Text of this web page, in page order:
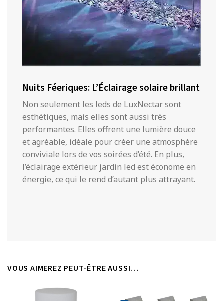
Nuits Féeriques: L’Éclairage solaire brillant
Non seulement les leds de LuxNectar sont
esthétiques, mais elles sont aussi très
performantes. Elles offrent une lumière douce
et agréable, idéale pour créer une atmosphère
conviviale lors de vos soirées d’été. En plus,
l’éclairage extérieur jardin led est économe en
énergie, ce qui le rend d’autant plus attrayant.
VOUS AIMEREZ PEUT-ÊTRE AUSSI…